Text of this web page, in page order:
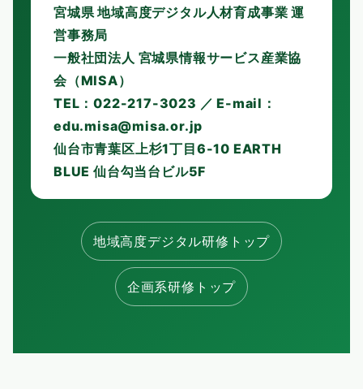
宮城県 地域高度デジタル人材育成事業 運
営事務局
一般社団法人 宮城県情報サービス産業協
会（MISA）
TEL：022-217-3023 ／ E-mail：
edu.misa@misa.or.jp
仙台市青葉区上杉1丁目6-10 EARTH
BLUE 仙台勾当台ビル5F
地域高度デジタル研修トップ
企画系研修トップ